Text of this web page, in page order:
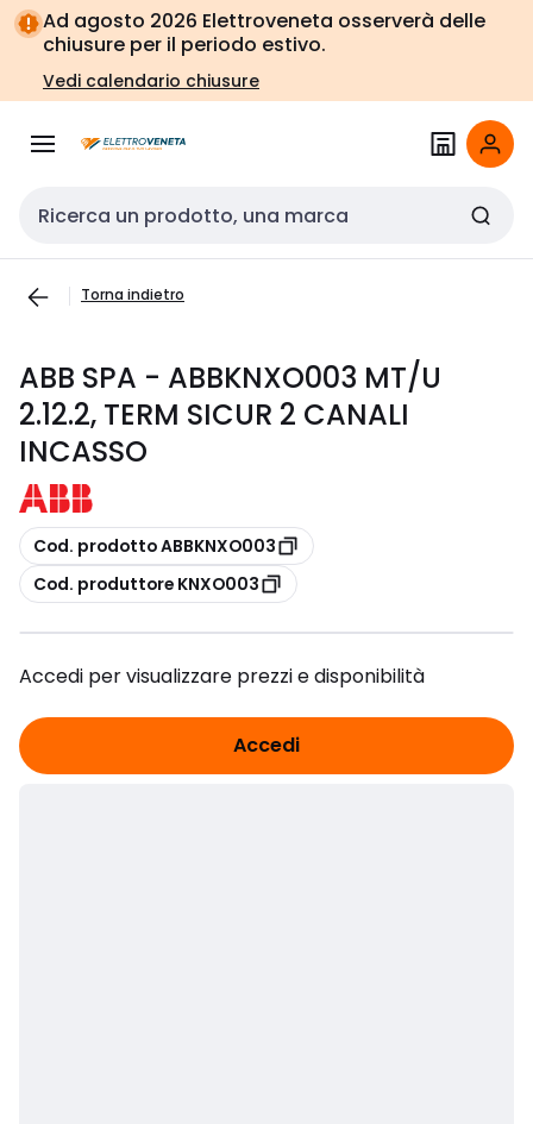
Vai alla
navigazione
Vai
alla
pagina
Ad agosto 2026 Elettroveneta osserverà delle
chiusure per il periodo estivo.
Vedi calendario chiusure
Cerca input
Torna indietro
ABB SPA - ABBKNXO003 MT/U
2.12.2, TERM SICUR 2 CANALI
INCASSO
copia
Cod. prodotto ABBKNXO003
copia
Cod. produttore KNXO003
Accedi per visualizzare prezzi e disponibilità
Accedi